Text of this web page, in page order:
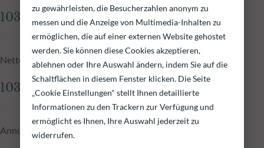
103,54 €
Nettoinventarwert N-1
103,46 €
Annualisierte Wertentwicklung - 10 Jahre
zu gewährleisten, die Besucherzahlen anonym zu
messen und die Anzeige von Multimedia-Inhalten zu
ermöglichen, die auf einer externen Website gehostet
werden. Sie können diese Cookies akzeptieren,
ablehnen oder Ihre Auswahl ändern, indem Sie auf die
Schaltflächen in diesem Fenster klicken. Die Seite
„Cookie Einstellungen" stellt Ihnen detaillierte
Informationen zu den Trackern zur Verfügung und
ermöglicht es Ihnen, Ihre Auswahl jederzeit zu
widerrufen.